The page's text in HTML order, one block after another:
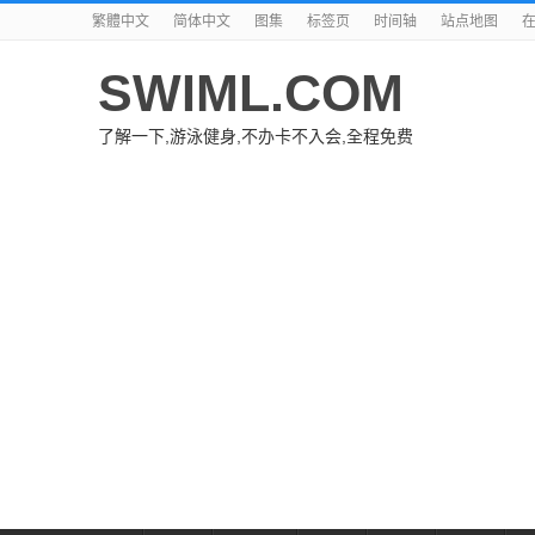
繁體中文 简体中文 图集 标签页 时间轴 站点地图
SWIML.COM
了解一下,游泳健身,不办卡不入会,全程免费